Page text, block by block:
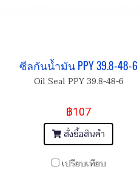
ซีลกันน้ำมัน PPY 39.8-48-6
Oil Seal PPY 39.8-48-6
฿107
สั่งซื้อสินค้า
เปรียบเทียบ